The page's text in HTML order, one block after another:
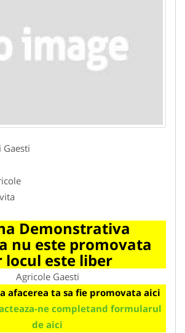
Gaesti
Demonstrativa
nu este promovata
locul este liber
Agricole Gaesti
afacerea ta sa fie promovata aici
ne completand formularul
de aici